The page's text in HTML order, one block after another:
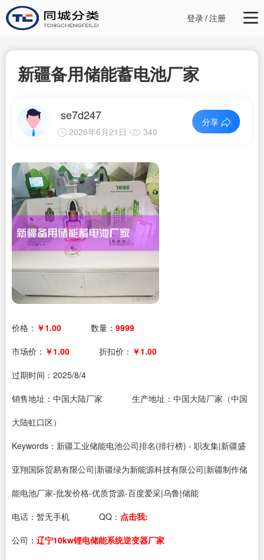
登录/注册
新疆备用储能蓄电池厂家
se7d247
2026年6月21日 340
分享
价格： ￥1.00 数量： 9999
市场价： ￥1.00 折扣价： ￥1.00
过期时间： 2025/8/4
销售地址：中国大陆厂家
生产地址：中国大陆厂家（中国
大陆虹口区）
Keywords：新疆工业储能电池公司排名(排行榜) - 职友集|新疆盛
亚翔国际贸易有限公司|新疆绿为新能源科技有限公司|新疆制作储
能电池厂家-批发价格-优质货源-百度爱采|乌鲁|储能
电话： 暂无手机 QQ： 点击我:
公司： 辽宁10kw锂电储能系统逆变器厂家